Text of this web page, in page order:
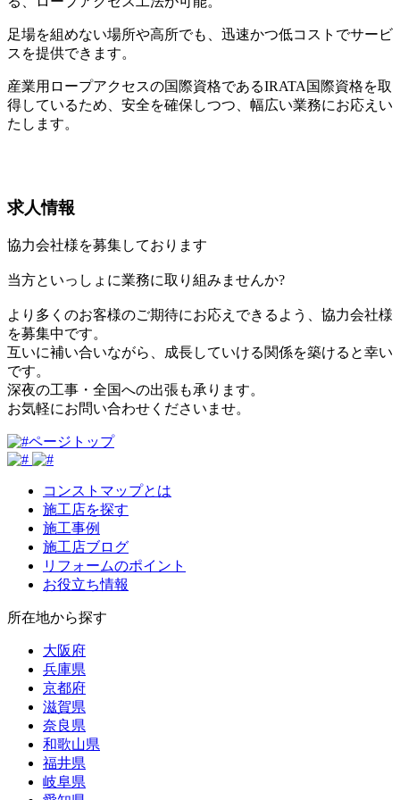
足場を組めない場所や高所でも、迅速かつ低コストでサービ
スを提供できます。
産業用ロープアクセスの国際資格であるIRATA国際資格を取
得しているため、安全を確保しつつ、幅広い業務にお応えい
たします。
求⼈情報
協力会社様を募集しております
当方といっしょに業務に取り組みませんか?
より多くのお客様のご期待にお応えできるよう、協力会社様
を募集中です。
互いに補い合いながら、成長していける関係を築けると幸い
です。
深夜の工事・全国への出張も承ります。
お気軽にお問い合わせくださいませ。
ページトップ
コンストマップとは
施工店を探す
施工事例
施工店ブログ
リフォームのポイント
お役立ち情報
所在地から探す
大阪府
兵庫県
京都府
滋賀県
奈良県
和歌山県
福井県
岐阜県